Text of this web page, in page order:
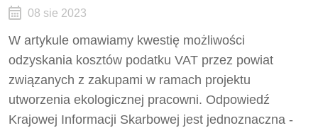
08 sie 2023
W artykule omawiamy kwestię możliwości
odzyskania kosztów podatku VAT przez powiat
związanych z zakupami w ramach projektu
utworzenia ekologicznej pracowni. Odpowiedź
Krajowej Informacji Skarbowej jest jednoznaczna -